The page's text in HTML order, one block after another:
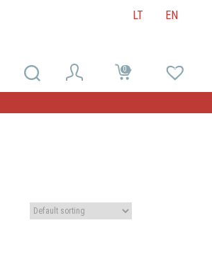
LT EN
0 0